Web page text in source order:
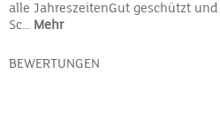
alle JahreszeitenGut geschützt
Sc… Mehr
BEWERTUNGEN